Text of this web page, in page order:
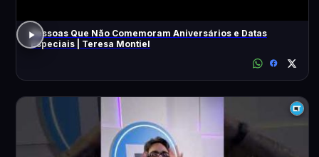
Pessoas Que Não Comemoram Aniversários e Datas
Especiais | Teresa Montiel